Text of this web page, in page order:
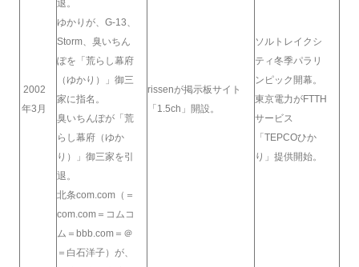
2002
年3月
退。
ゆかりが、G-13、
Storm、臭いちん
ぽを「荒らし幕府
（ゆかり）」御三
家に指名。
臭いちんぽが「荒
らし幕府（ゆか
り）」御三家を引
退。
北条com.com（＝
com.com＝コムコ
ム＝bbb.com＝＠
＝白石洋子）が、
rissenが掲示板サイト
「1.5ch」開設。
ソルトレイクシ
ティ冬季パラリ
ンピック開幕。
東京電力がFTTH
サービス
「TEPCOひか
り」提供開始。